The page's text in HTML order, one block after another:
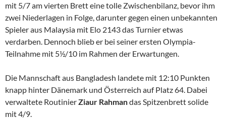
mit 5/7 am vierten Brett eine tolle Zwischenbilanz, bevor ihm
zwei Niederlagen in Folge, darunter gegen einen unbekannten
Spieler aus Malaysia mit Elo 2143 das Turnier etwas
verdarben. Dennoch blieb er bei seiner ersten Olympia-
Teilnahme mit 5½/10 im Rahmen der Erwartungen.
Die Mannschaft aus Bangladesh landete mit 12:10 Punkten
knapp hinter Dänemark und Österreich auf Platz 64. Dabei
verwaltete RoutinierZiaur Rahmandas Spitzenbrett solide
mit 4/9.